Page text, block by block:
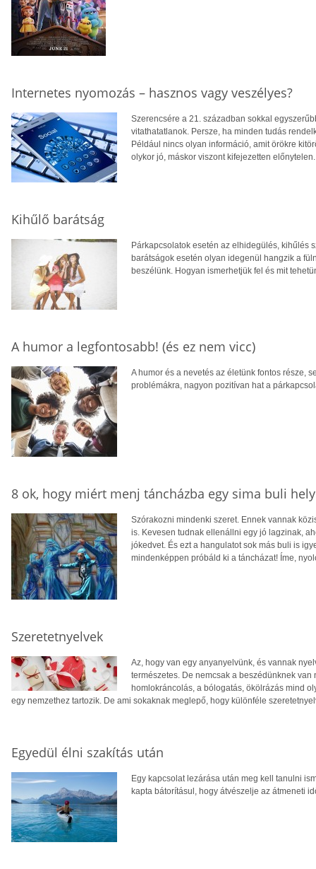
Internetes nyomozás – hasznos vagy veszélyes?
Szerencsére a 21. században sokkal
vitathatatlanok. Persze, ha minden tudás
Például nincs olyan információ, amit örökre
olykor jó, máskor viszont kifejezetten előnytelen.
Kihűlő barátság
Párkapcsolatok esetén az elhidegülés, kihűlés
barátságok esetén olyan idegenül hangzik a
beszélünk. Hogyan ismerhetjük fel és mit
A humor a legfontosabb! (és ez nem vicc)
A humor és a nevetés az életünk fontos része,
problémákra, nagyon pozitívan hat a
8 ok, hogy miért menj táncházba egy sima buli
Szórakozni mindenki szeret. Ennek vannak
is. Kevesen tudnak ellenállni egy jó lagzinak,
jókedvet. És ezt a hangulatot sok más buli is
mindenképpen próbáld ki a táncházat! Íme,
Szeretetnyelvek
Az, hogy van egy anyanyelvünk, és vannak
természetes. De nemcsak a beszédünknek
homlokráncolás, a bólogatás, ökölrázás mind
egy nemzethez tartozik. De ami sokaknak meglepő, hogy különféle
Egyedül élni szakítás után
Egy kapcsolat lezárása után meg kell tanulni
kapta bátorításul, hogy átvészelje az átmeneti